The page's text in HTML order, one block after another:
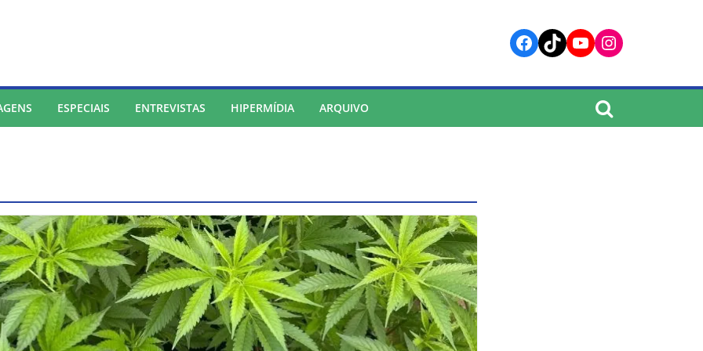
Facebook
TikTokYouTube
Instagram
ESPECIAIS ENTREVISTAS HIPERMÍDIA ARQUIVO